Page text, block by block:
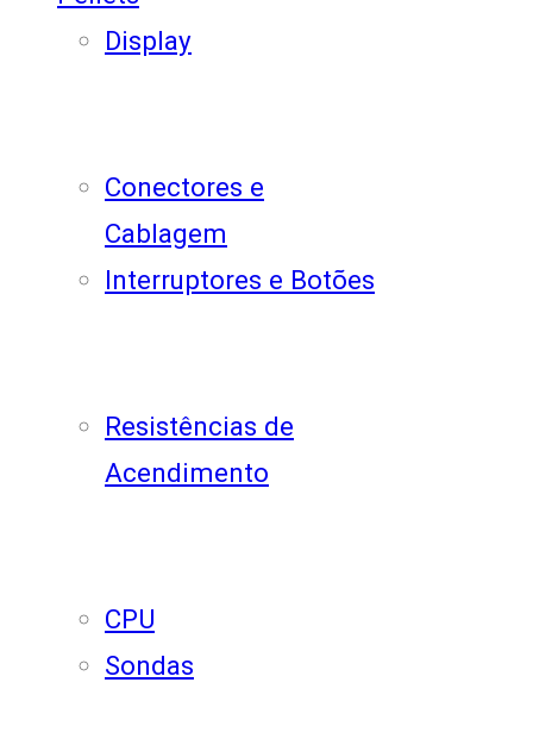
Display
Conectores e
Cablagem
Interruptores e Botões
Resistências de
Acendimento
CPU
Sondas